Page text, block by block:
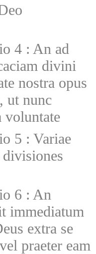
4 : An ad
divini
nostra opus
ut nunc
voluntate
5 : Variae
6 : An
immediatum
extra se
praeter eam